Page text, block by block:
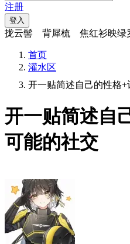
注册
登入
拢云髻 背犀梳 焦红衫映绿
首页
灌水区
开一贴简述自己的性格+
开一贴简述自
可能的社交